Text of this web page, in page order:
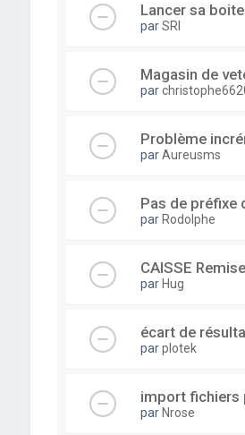
Lancer sa
parSRI
Magasin de
par
Problème
parAureusms
Pas de préfixe
par Rodolphe
CAISSE
par Hug
écart de
parplotek
import fichiers
par Nrose